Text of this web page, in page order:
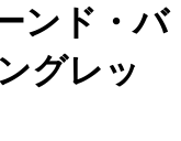
ンド・バ
グレッ